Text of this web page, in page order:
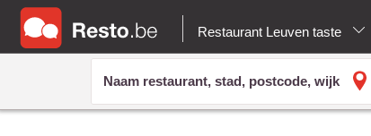
Restaurant Leuven taste